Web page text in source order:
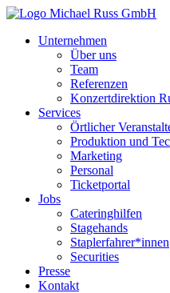
Unternehmen
Über uns
Team
Referenzen
Konzertdirektion
Services
Örtlicher
Produktion und
Marketing
Personal
Ticketportal
Jobs
Cateringhilfen
Stagehands
Staplerfahrer*innen
Securities
Presse
Kontakt